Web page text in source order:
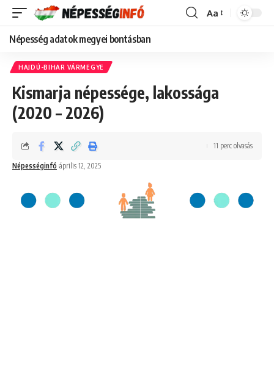
Font
Aa
Népesség adatok megyei bontásban
HAJDÚ-BIHAR VÁRMEGYE
Kismarja népessége, lakossága
(2020 – 2026)
Népességinfó április 12, 2025
11 perc olvasás